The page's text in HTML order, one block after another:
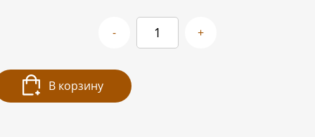
- +
В корзину